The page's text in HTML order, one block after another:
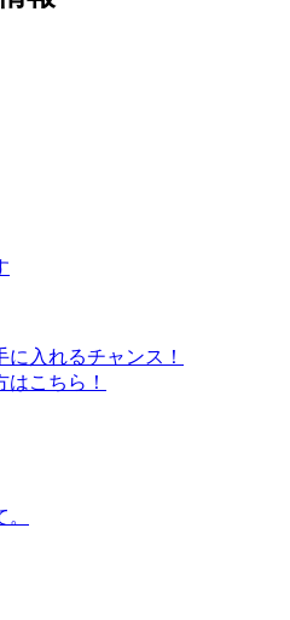
入れるチャンス！
こちら！